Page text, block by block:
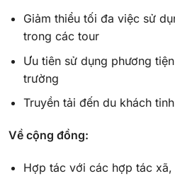
Giảm thiểu tối đa việc sử
trong các tour
Ưu tiên sử dụng phương
trường
Truyền tải đến du khách
Về cộng đồng:
Hợp tác với các hợp tác